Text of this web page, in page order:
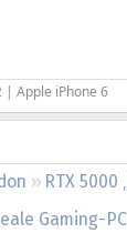
RTX 5000
Gaming-
| Apple iPhone 6